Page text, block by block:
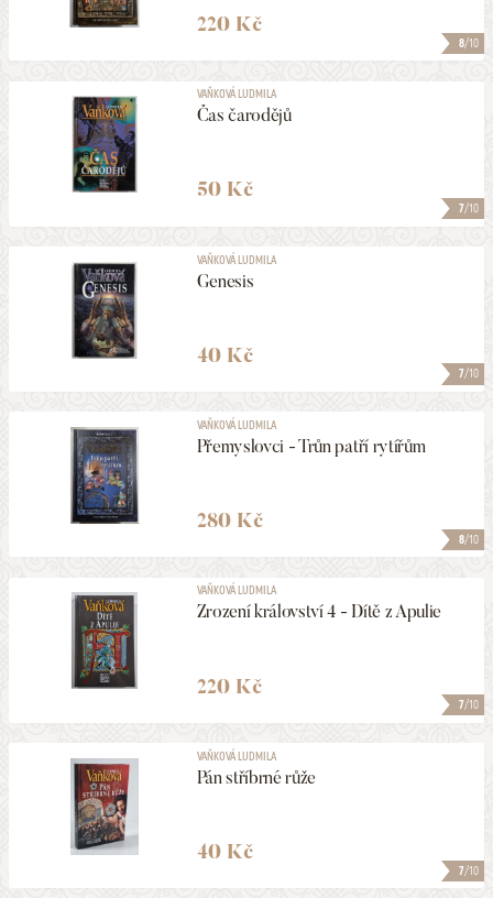
8/10
220 Kč
7/10
VAŇKOVÁ LUDMILA
Čas čarodějů
50 Kč
7/10
VAŇKOVÁ LUDMILA
Genesis
40 Kč
8/10
VAŇKOVÁ LUDMILA
Přemyslovci - Trůn patří rytířům
280 Kč
7/10
VAŇKOVÁ LUDMILA
Zrození království 4 - Dítě z Apulie
220 Kč
7/10
VAŇKOVÁ LUDMILA
Pán stříbrné růže
40 Kč